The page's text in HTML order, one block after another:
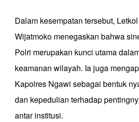
Dalam kesempatan tersebut,
Wijatmoko menegaskan bahwa
Polri merupakan kunci utama
keamanan wilayah. Ia juga
Kapolres Ngawi sebagai bentuk
dan kepedulian terhadap
antar institusi.